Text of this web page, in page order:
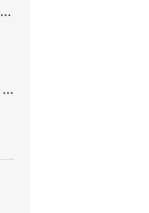
TTAF Káblová spojka vodotesná IP68, "I" Priama, 3 pinová, 20A, 2,5mm², M20
B4-B - Panelový ovládač pre RGB+CCT LED, Čierny, Batériový 2xAAA (3V), Magnetický, RF 2,4GHz, 4 zóny